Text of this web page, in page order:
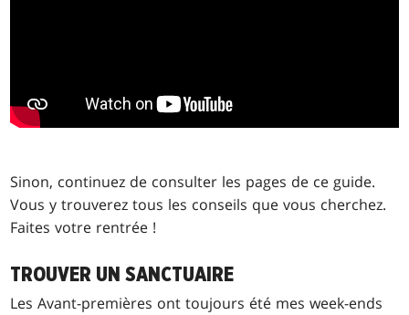
Sinon, continuez de consulter les pages de ce guide.
Vous y trouverez tous les conseils que vous cherchez.
Faites votre rentrée !
TROUVER UN SANCTUAIRE
Les Avant-premières ont toujours été mes week-ends